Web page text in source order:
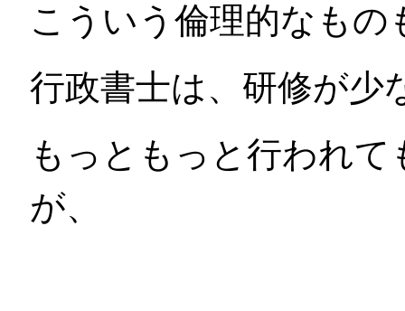
こういう倫理的なもの
行政書士は、研修が少
もっともっと行われ
が、